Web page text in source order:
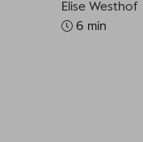
Elise Westhof
6 min